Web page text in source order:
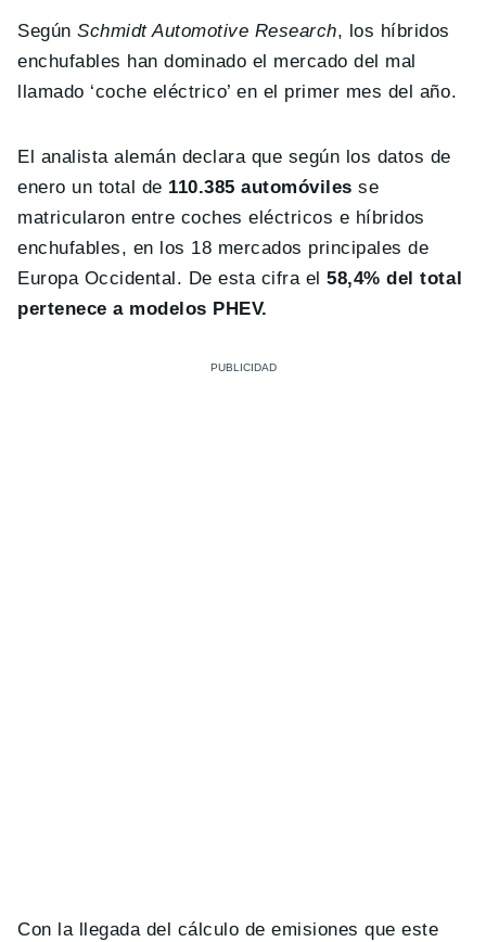
SegúnSchmidt Automotive Research, los híbridos
enchufables han dominado el mercado del mal
llamado ‘coche eléctrico’ en el primer mes del año.
El analista alemán declara que según los datos de
enero un total de 110.385 automóviles se
matricularon entre coches eléctricos e híbridos
enchufables, en los 18 mercados principales de
Europa Occidental. De esta cifra el 58,4% del total
pertenece a modelos PHEV.
Con la llegada del cálculo de emisiones que este